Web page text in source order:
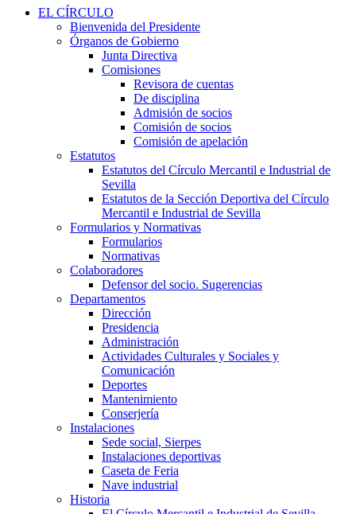
EL CÍRCULO
Bienvenida del Presidente
Órganos de Gobierno
Junta Directiva
Comisiones
Revisora de cuentas
De disciplina
Admisión de socios
Comisión de socios
Comisión de apelación
Estatutos
Estatutos del Círculo Mercantil e Industrial de
Sevilla
Estatutos de la Sección Deportiva del Círculo
Mercantil e Industrial de Sevilla
Formularios y Normativas
Formularios
Normativas
Colaboradores
Defensor del socio. Sugerencias
Departamentos
Dirección
Presidencia
Administración
Actividades Culturales y Sociales y
Comunicación
Deportes
Mantenimiento
Conserjería
Instalaciones
Sede social, Sierpes
Instalaciones deportivas
Caseta de Feria
Nave industrial
Historia